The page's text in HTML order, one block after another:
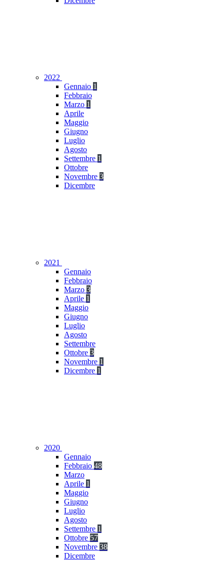
2022
Gennaio 1
Febbraio
Marzo 1
Aprile
Maggio
Giugno
Luglio
Agosto
Settembre 1
Ottobre
Novembre 3
Dicembre
2021
Gennaio
Febbraio
Marzo 3
Aprile 1
Maggio
Giugno
Luglio
Agosto
Settembre
Ottobre 3
Novembre 1
Dicembre 1
2020
Gennaio
Febbraio 48
Marzo
Aprile 1
Maggio
Giugno
Luglio
Agosto
Settembre 1
Ottobre 57
Novembre 38
Dicembre